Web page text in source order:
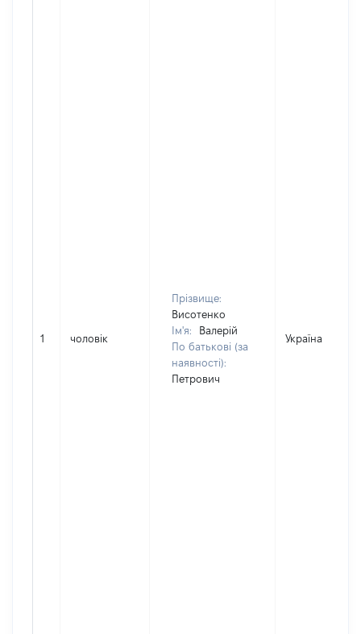
1 чоловік
Прізвище:
Висотенко
Ім'я:
Валерій
По батькові (за
наявності):
Петрович
Україна